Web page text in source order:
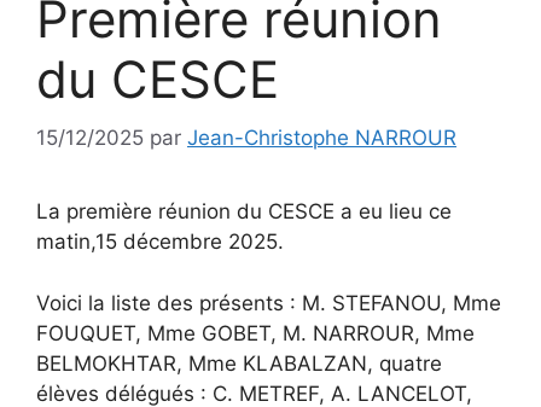
Première réunion
du CESCE
15/12/2025 par Jean-Christophe NARROUR
La première réunion du CESCE a eu lieu ce
matin,15 décembre 2025.
Voici la liste des présents : M. STEFANOU, Mme
FOUQUET, Mme GOBET, M. NARROUR, Mme
BELMOKHTAR, Mme KLABALZAN, quatre
élèves délégués : C. METREF, A. LANCELOT,